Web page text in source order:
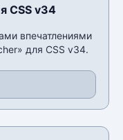
CSS v34
впечатлениями
для CSS v34.